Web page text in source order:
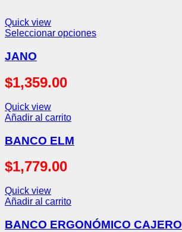
Quick view
Seleccionar opciones
JANO
$1,359.00
Quick view
Añadir al carrito
BANCO ELM
$1,779.00
Quick view
Añadir al carrito
BANCO ERGONÓMICO CAJERO